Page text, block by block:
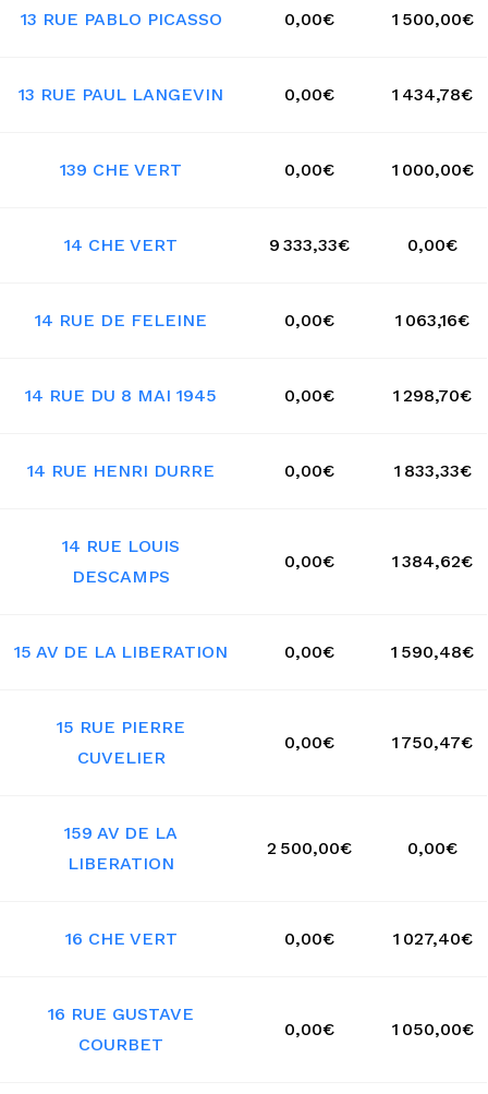
13 RUE PABLO PICASSO 0,00€ 1 500,00€
13 RUE PAUL LANGEVIN 0,00€ 1 434,78€
139 CHE VERT 0,00€ 1 000,00€
14 CHE VERT 9 333,33€ 0,00€
14 RUE DE FELEINE 0,00€ 1 063,16€
14 RUE DU 8 MAI 1945 0,00€ 1 298,70€
14 RUE HENRI DURRE 0,00€ 1 833,33€
14 RUE LOUIS
DESCAMPS
0,00€ 1 384,62€
15 AV DE LA LIBERATION 0,00€ 1 590,48€
15 RUE PIERRE
CUVELIER
0,00€ 1 750,47€
159 AV DE LA
LIBERATION
2 500,00€ 0,00€
16 CHE VERT 0,00€ 1 027,40€
16 RUE GUSTAVE
COURBET
0,00€ 1 050,00€